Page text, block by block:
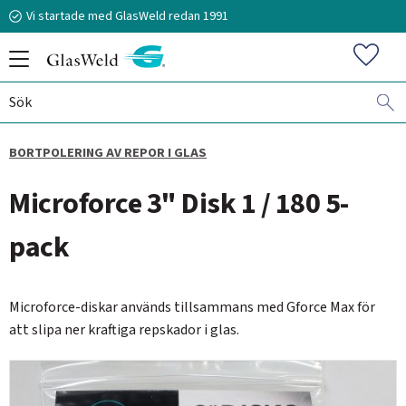
Vi startade med GlasWeld redan 1991
BORTPOLERING AV REPOR I GLAS
Microforce 3" Disk 1 / 180 5-
pack
Microforce-diskar används tillsammans med Gforce Max för
att slipa ner kraftiga repskador i glas.
070-394 51 12